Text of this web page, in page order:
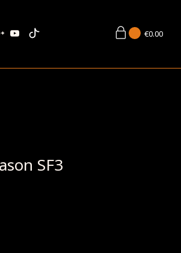
€0.00
SF3